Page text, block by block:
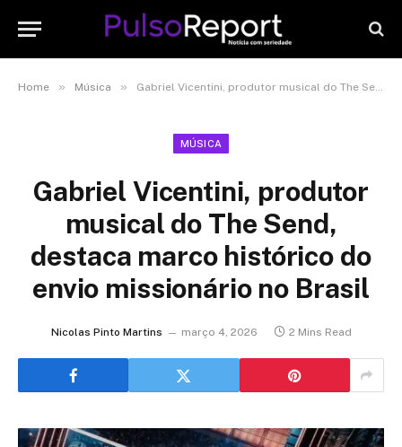
Home » Música » Gabriel Vicentini, produtor musical do The Send, destaca marco histórico do envio missionário no Brasil
MÚSICA
Gabriel Vicentini, produtor
musical do The Send,
destaca marco histórico do
envio missionário no Brasil
Nicolas Pinto Martins março 4, 2026 2 Mins Read